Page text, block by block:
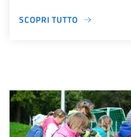
SCOPRI TUTTO